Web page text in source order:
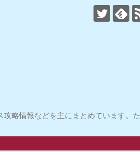
略情報などを主にまとめています。た